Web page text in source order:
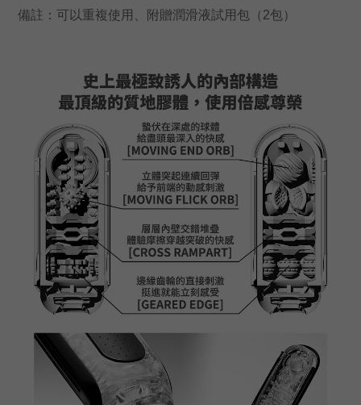
備註：可以重複使用、附贈潤滑液試用包（2包）